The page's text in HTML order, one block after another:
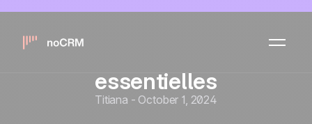
Notre guide pour choisir un
logiciel de gestion des
essentielles
Titiana - October 1, 2024